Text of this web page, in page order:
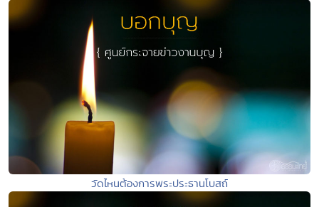
วัดไหนต้องการพระประธานโบสถ์